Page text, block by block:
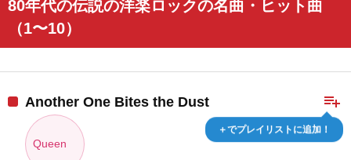
80年代の伝説の洋楽ロックの名曲・ヒット曲
（1〜10）
playlist_add
＋でプレイリストに追加！
Another One Bites the Dust
Queen